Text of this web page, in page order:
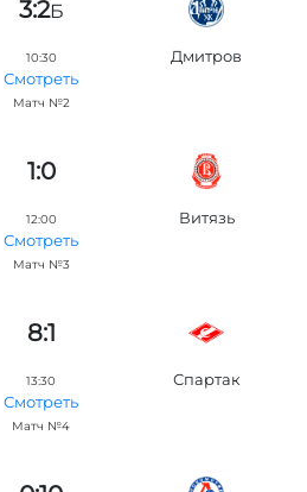
3:2Б
10:30
Смотреть
Матч №2
Дмитров
1:0
12:00
Смотреть
Матч №3
Витязь
8:1
13:30
Смотреть
Матч №4
Спартак